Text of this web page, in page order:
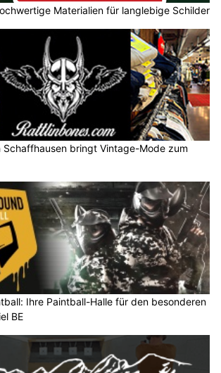
Materialien für langlebige Schilder
Schaffhausen bringt Vintage-Mode zum
Ihre Paintball-Halle für den besonderen
BE